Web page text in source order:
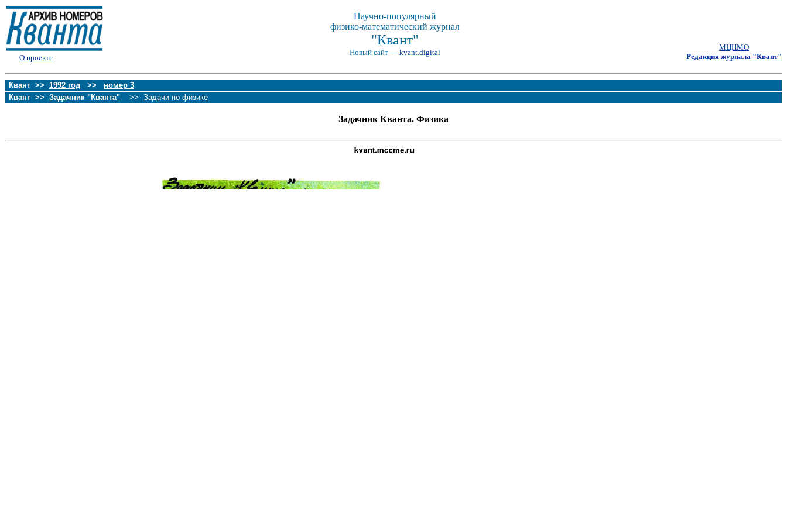
О проекте
Научно-популярный
физико-математический журнал
"Квант"
Новый сайт — kvant.digital
МЦНМО
Редакция журнала "Квант"
Квант >> 1992 год >> номер 3
Квант >> Задачник "Кванта" >> Задачи по физике
Задачник Кванта. Физика